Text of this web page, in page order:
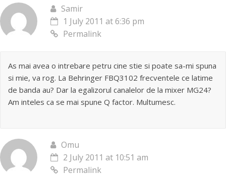
Samir
1 July 2011 at 6:36 pm
Permalink
As mai avea o intrebare petru cine stie si poate sa-mi spuna
si mie, va rog. La Behringer FBQ3102 frecventele ce latime
de banda au? Dar la egalizorul canalelor de la mixer MG24?
Am inteles ca se mai spune Q factor. Multumesc.
Omu
2 July 2011 at 10:51 am
Permalink